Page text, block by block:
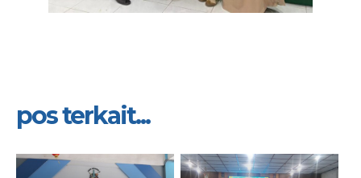
pos terkait...